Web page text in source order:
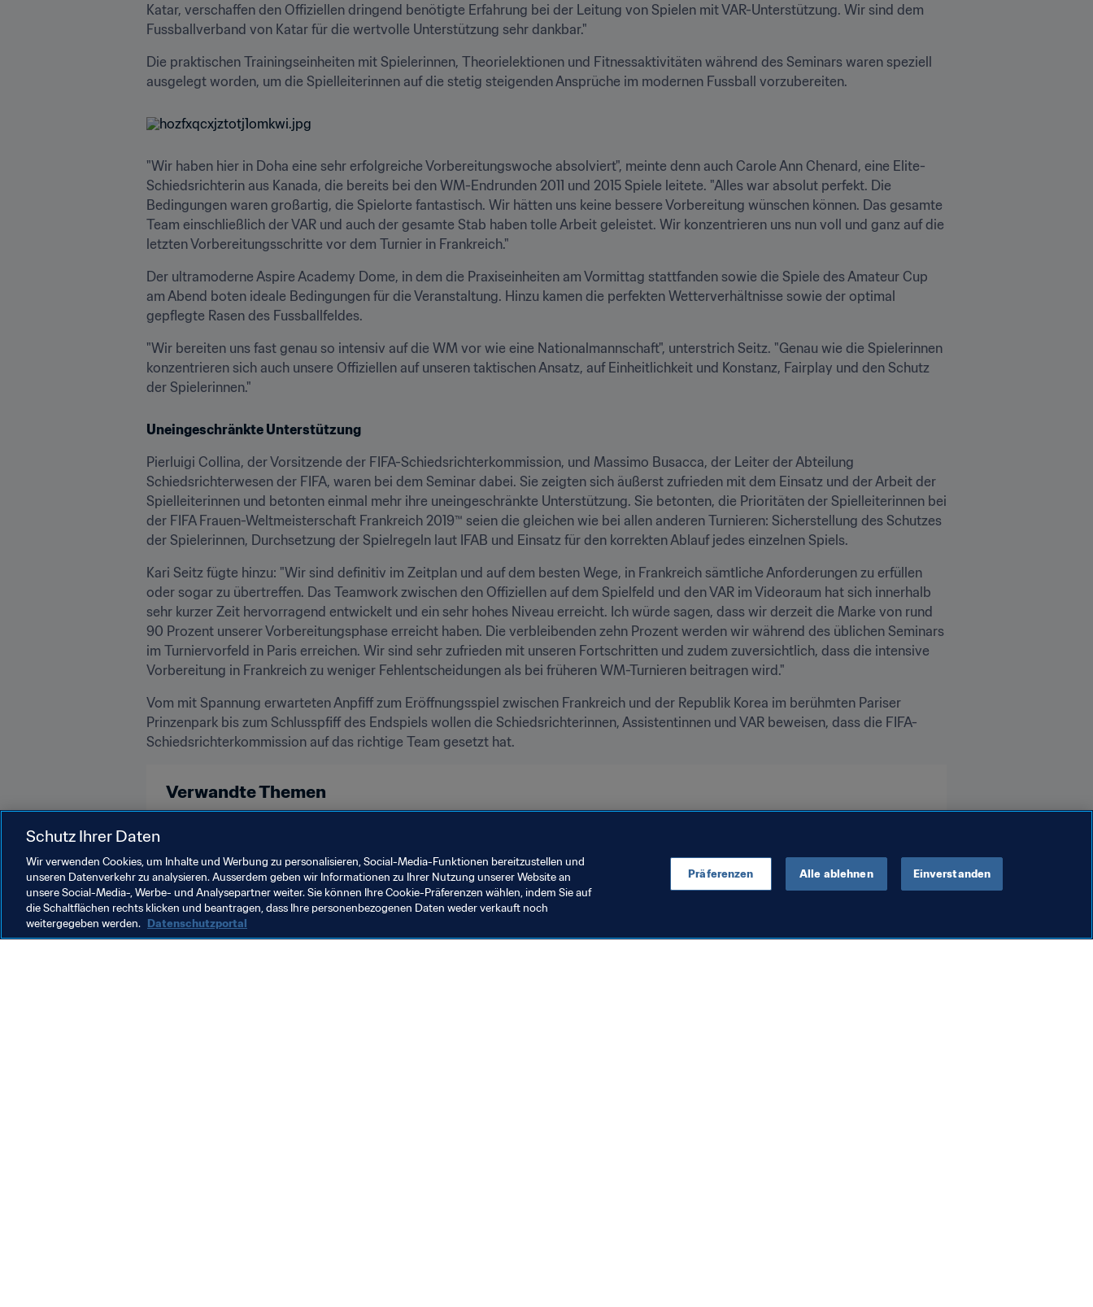
Katar, verschaffen den Offiziellen dringend benötigte Erfahrung bei der Leitung von Spielen mit VAR-Unterstützung. Wir sind dem
Fussballverband von Katar für die wertvolle Unterstützung sehr dankbar."
Die praktischen Trainingseinheiten mit Spielerinnen, Theorielektionen und Fitnessaktivitäten während des Seminars waren speziell
ausgelegt worden, um die Spielleiterinnen auf die stetig steigenden Ansprüche im modernen Fussball vorzubereiten.
"Wir haben hier in Doha eine sehr erfolgreiche Vorbereitungswoche absolviert", meinte denn auch Carole Ann Chenard, eine Elite-
Schiedsrichterin aus Kanada, die bereits bei den WM-Endrunden 2011 und 2015 Spiele leitete. "Alles war absolut perfekt. Die
Bedingungen waren großartig, die Spielorte fantastisch. Wir hätten uns keine bessere Vorbereitung wünschen können. Das gesamte
Team einschließlich der VAR und auch der gesamte Stab haben tolle Arbeit geleistet. Wir konzentrieren uns nun voll und ganz auf die
letzten Vorbereitungsschritte vor dem Turnier in Frankreich."
Der ultramoderne Aspire Academy Dome, in dem die Praxiseinheiten am Vormittag stattfanden sowie die Spiele des Amateur Cup
am Abend boten ideale Bedingungen für die Veranstaltung. Hinzu kamen die perfekten Wetterverhältnisse sowie der optimal
gepflegte Rasen des Fussballfeldes.
"Wir bereiten uns fast genau so intensiv auf die WM vor wie eine Nationalmannschaft", unterstrich Seitz. "Genau wie die Spielerinnen
konzentrieren sich auch unsere Offiziellen auf unseren taktischen Ansatz, auf Einheitlichkeit und Konstanz, Fairplay und den Schutz
der Spielerinnen."
Uneingeschränkte Unterstützung
Pierluigi Collina, der Vorsitzende der FIFA-Schiedsrichterkommission, und Massimo Busacca, der Leiter der Abteilung
Schiedsrichterwesen der FIFA, waren bei dem Seminar dabei. Sie zeigten sich äußerst zufrieden mit dem Einsatz und der Arbeit der
Spielleiterinnen und betonten einmal mehr ihre uneingeschränkte Unterstützung. Sie betonten, die Prioritäten der Spielleiterinnen bei
der FIFA Frauen-Weltmeisterschaft Frankreich 2019™ seien die gleichen wie bei allen anderen Turnieren: Sicherstellung des Schutzes
der Spielerinnen, Durchsetzung der Spielregeln laut IFAB und Einsatz für den korrekten Ablauf jedes einzelnen Spiels.
Kari Seitz fügte hinzu: "Wir sind definitiv im Zeitplan und auf dem besten Wege, in Frankreich sämtliche Anforderungen zu erfüllen
oder sogar zu übertreffen. Das Teamwork zwischen den Offiziellen auf dem Spielfeld und den VAR im Videoraum hat sich innerhalb
sehr kurzer Zeit hervorragend entwickelt und ein sehr hohes Niveau erreicht. Ich würde sagen, dass wir derzeit die Marke von rund
90 Prozent unserer Vorbereitungsphase erreicht haben. Die verbleibenden zehn Prozent werden wir während des üblichen Seminars
im Turniervorfeld in Paris erreichen. Wir sind sehr zufrieden mit unseren Fortschritten und zudem zuversichtlich, dass die intensive
Vorbereitung in Frankreich zu weniger Fehlentscheidungen als bei früheren WM-Turnieren beitragen wird."
Vom mit Spannung erwarteten Anpfiff zum Eröffnungsspiel zwischen Frankreich und der Republik Korea im berühmten Pariser
Prinzenpark bis zum Schlusspfiff des Endspiels wollen die Schiedsrichterinnen, Assistentinnen und VAR beweisen, dass die FIFA-
Schiedsrichterkommission auf das richtige Team gesetzt hat.
Verwandte Themen
Schutz Ihrer Daten
Wir verwenden Cookies, um Inhalte und Werbung zu personalisieren, Social-Media-Funktionen bereitzustellen und
unseren Datenverkehr zu analysieren. Ausserdem geben wir Informationen zu Ihrer Nutzung unserer Website an
unsere Social-Media-, Werbe- und Analysepartner weiter. Sie können Ihre Cookie-Präferenzen wählen, indem Sie auf
die Schaltflächen rechts klicken und beantragen, dass Ihre personenbezogenen Daten weder verkauft noch
weitergegeben werden. Datenschutzportal
Präferenzen Alle ablehnen Einverstanden